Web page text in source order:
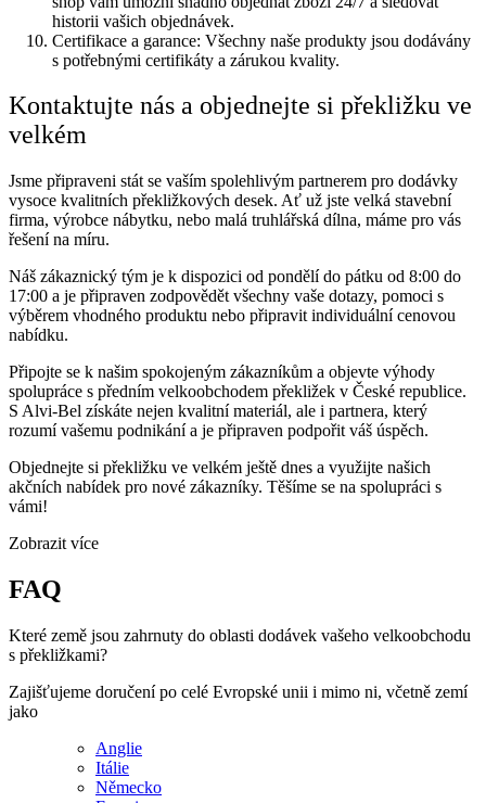
historii vašich objednávek.
Certifikace a garance: Všechny naše produkty jsou dodávány
s potřebnými certifikáty a zárukou kvality.
Kontaktujte nás a objednejte si překližku ve
velkém
Jsme připraveni stát se vaším spolehlivým partnerem pro dodávky
vysoce kvalitních překližkových desek. Ať už jste velká stavební
firma, výrobce nábytku, nebo malá truhlářská dílna, máme pro vás
řešení na míru.
Náš zákaznický tým je k dispozici od pondělí do pátku od 8:00 do
17:00 a je připraven zodpovědět všechny vaše dotazy, pomoci s
výběrem vhodného produktu nebo připravit individuální cenovou
nabídku.
Připojte se k našim spokojeným zákazníkům a objevte výhody
spolupráce s předním velkoobchodem překližek v České republice.
S Alvi-Bel získáte nejen kvalitní materiál, ale i partnera, který
rozumí vašemu podnikání a je připraven podpořit váš úspěch.
Objednejte si překližku ve velkém ještě dnes a využijte našich
akčních nabídek pro nové zákazníky. Těšíme se na spolupráci s
vámi!
Zobrazit více
FAQ
Které země jsou zahrnuty do oblasti dodávek vašeho velkoobchodu
s překližkami?
Zajišťujeme doručení po celé Evropské unii i mimo ni, včetně zemí
jako
Anglie
Itálie
Německo